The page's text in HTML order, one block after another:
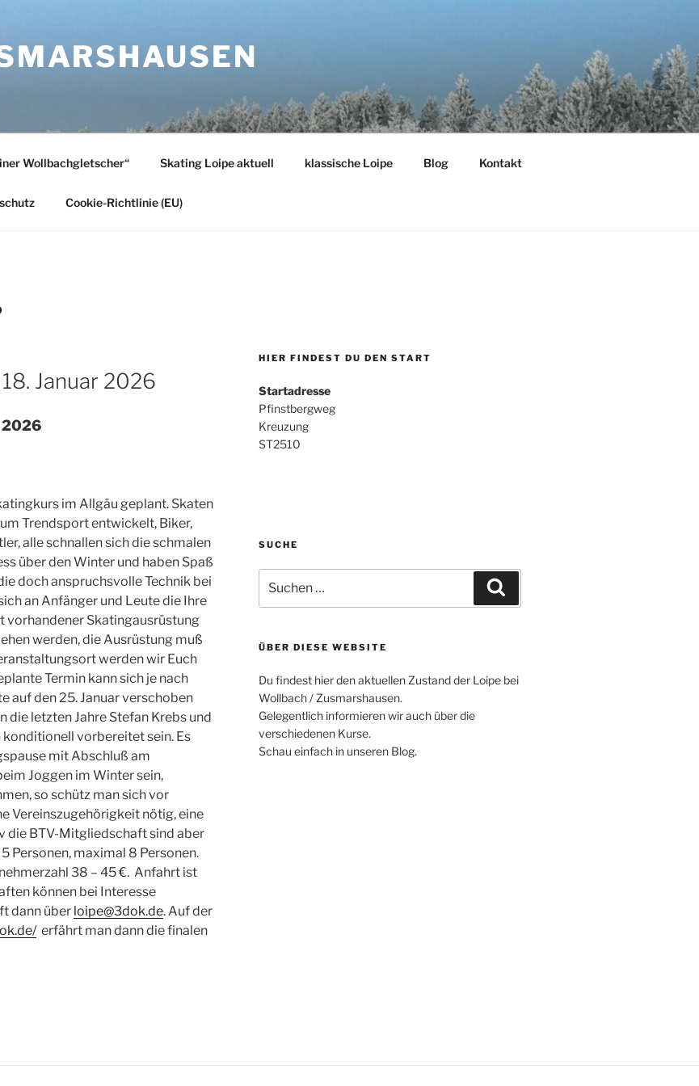
Wollbachgletscher“ Skating Loipe aktuell klassische Loipe Blog Kontakt
Cookie-Richtlinie (EU)
Januar 2026
2026
im Allgäu geplant. Skaten
Trendsport entwickelt, Biker,
alle schnallen sich die schmalen
über den Winter und haben Spaß
doch anspruchsvolle Technik bei
an Anfänger und Leute die Ihre
vorhandener Skatingausrüstung
werden, die Ausrüstung muß
werden wir Euch
Termin kann sich je nach
auf den 25. Januar verschoben
die letzten Jahre Stefan Krebs und
konditionell vorbereitet sein. Es
mit Abschluß am
Joggen im Winter sein,
so schütz man sich vor
Vereinszugehörigkeit nötig, eine
die BTV-Mitgliedschaft sind aber
Personen, maximal 8 Personen.
38 – 45 €. Anfahrt ist
können bei Interesse
dann über loipe@3dok.de. Auf der
erfährt man dann die finalen
HIER FINDEST DU DEN START
Startadresse
Pfinstbergweg
Kreuzung
ST2510
SUCHE
nach:
ÜBER DIESE WEBSITE
Du findest hier den aktuellen Zustand der Loipe bei
Wollbach / Zusmarshausen.
Gelegentlich informieren wir auch über die
verschiedenen Kurse.
Schau einfach in unseren Blog.